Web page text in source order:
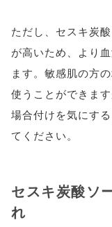
ただし、セスキ炭
が高いため、より
ます。敏感肌の方
使うことができま
場合付けを気にす
てください。
セスキ炭酸ソ
れ